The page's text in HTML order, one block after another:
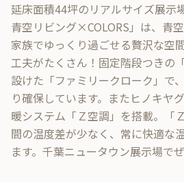
延床面積44坪のリアルサイズ展示
青空リビング×COLORS」は、青
家族でゆっくり過ごせる贅沢な空
工夫がたくさん！固定階段つきの
設けた「ファミリークローク」で
り確保しています。またヒノキヤ
暖システム「Ｚ空調」を搭載。「
間の温度差が少なく、常に快適な
ます。千葉ニュータウン展示場で